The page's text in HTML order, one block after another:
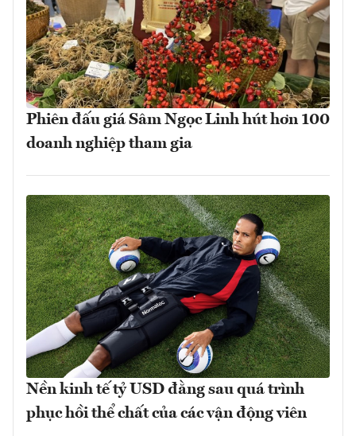
Phiên đấu giá Sâm Ngọc Linh hút hơn 100
doanh nghiệp tham gia
Nền kinh tế tỷ USD đằng sau quá trình
phục hồi thể chất của các vận động viên